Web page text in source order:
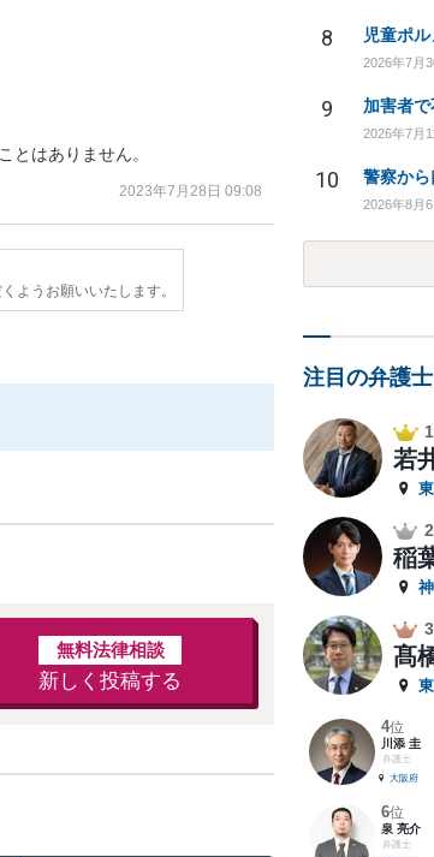
とはありません。
2023年7月28日 09:08
ようお願いいたします。
無料法律相談
新しく投稿する
8 児童ポ
2026年7月
9 加害者で
2026年7月
10
2026年8月6
注目の弁護
1
若
2
稲
3
髙
4位
川添 圭
弁護士
大阪府
6位
泉 亮介
弁護士